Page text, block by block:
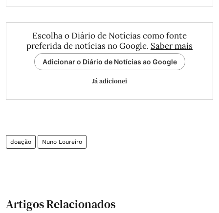
Escolha o Diário de Notícias como fonte
preferida de notícias no Google. Saber mais
Adicionar o Diário de Notícias ao Google
Já adicionei
doação Nuno Loureiro
Artigos Relacionados